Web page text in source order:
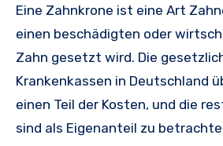
Eine Zahnkrone ist eine Art
einen beschädigten oder
Zahn gesetzt wird. Die
Krankenkassen in Deutschland
einen Teil der Kosten, und die
sind als Eigenanteil zu